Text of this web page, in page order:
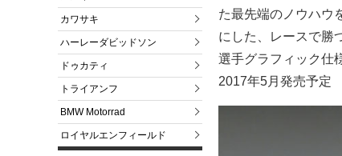
カワサキ
ハーレーダビッドソン
ドゥカティ
トライアンフ
BMW Motorrad
ロイヤルエンフィールド
た最先端のノウハウ
にした、レースで勝
選手グラフィック仕
2017年5月発売予定